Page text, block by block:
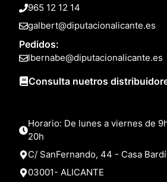
965 12 12 14
galbert@diputacionalicante.es
Pedidos:
lbernabe@diputacionalicante.es
Consulta nuetros
Horario: De lunes a viernes de
20h
C/ SanFernando, 44 - Casa
03001- ALICANTE